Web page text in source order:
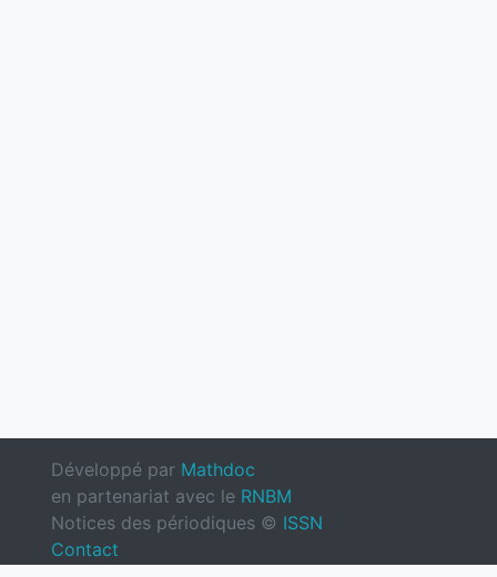
Développé par Mathdoc
en partenariat avec le RNBM
Notices des périodiques © ISSN
Contact